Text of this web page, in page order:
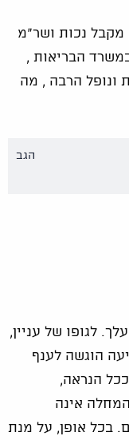
מקבל נכות ושר"מ
הבריאות ,
ונופל הרבה , מה
הגב
לגופו של עניין,
הוגשה לענף
הנראה,
אינה
בכל אופן, על מנת